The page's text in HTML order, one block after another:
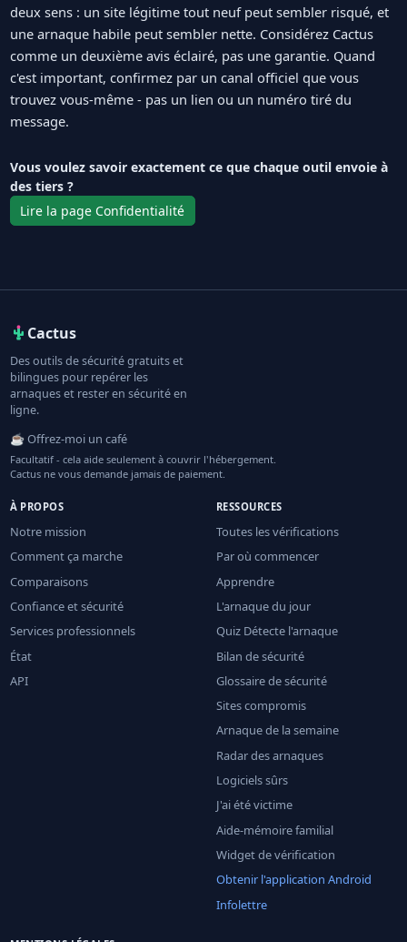
deux sens : un site légitime tout neuf peut sembler risqué, et
une arnaque habile peut sembler nette. Considérez Cactus
comme un deuxième avis éclairé, pas une garantie. Quand
c'est important, confirmez par un canal officiel que vous
trouvez vous-même - pas un lien ou un numéro tiré du
message.
Vous voulez savoir exactement ce que chaque outil envoie à
des tiers ?
Lire la page Confidentialité
Cactus
Des outils de sécurité gratuits et
bilingues pour repérer les
arnaques et rester en sécurité en
ligne.
☕ Offrez-moi un café
Facultatif - cela aide seulement à couvrir l'hébergement.
Cactus ne vous demande jamais de paiement.
À PROPOS
Notre mission
Comment ça marche
Comparaisons
Confiance et sécurité
Services professionnels
État
API
RESSOURCES
Toutes les vérifications
Par où commencer
Apprendre
L'arnaque du jour
Quiz Détecte l'arnaque
Bilan de sécurité
Glossaire de sécurité
Sites compromis
Arnaque de la semaine
Radar des arnaques
Logiciels sûrs
J'ai été victime
Aide-mémoire familial
Widget de vérification
Obtenir l'application Android
Infolettre